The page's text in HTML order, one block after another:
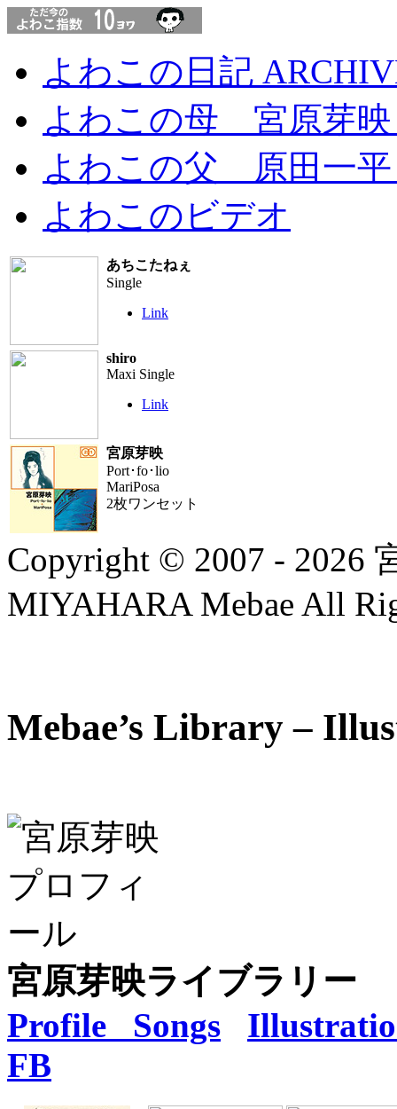
よわこの日記
よわこの母 宮原芽映
よわこの父 原田一平
よわこのビデオ
あちこたねぇ
Single
Link
shiro
Maxi Single
Link
宮原芽映
Port･fo･lio
MariPosa
2枚ワンセット
Copyright © 2007 - 2026
MIYAHARA Mebae All
Mebae’s Library –
宮原芽映ライブラリー
Profile
Songs
FB